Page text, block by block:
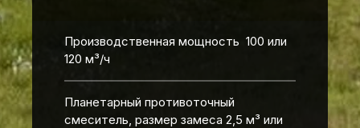
Производственная мощность 100 или
120 м³/ч
Планетарный противоточный
смеситель, размер замеса 2,5 м³ или